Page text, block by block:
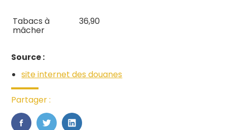
Tabacs à
mâcher
36,90
Source :
site internet des douanes
Partager :